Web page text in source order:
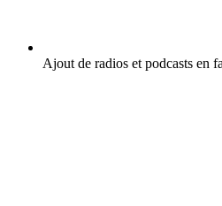
Ajout de radios et podcasts en